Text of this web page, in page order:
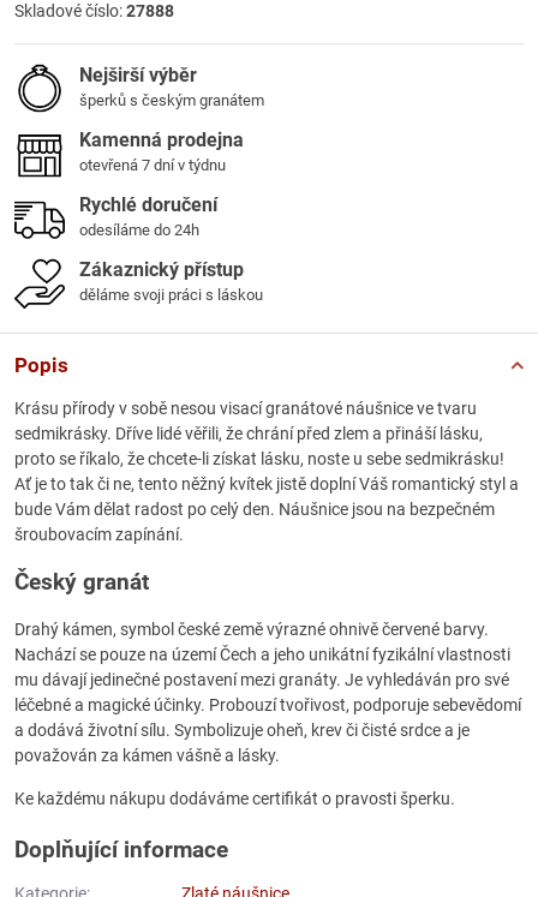
Skladové číslo:27888
Nejširší výběr
šperků s českým granátem
Kamenná prodejna
otevřená 7 dní v týdnu
Rychlé doručení
odesíláme do 24h
Zákaznický přístup
děláme svoji práci s láskou
Popis
Krásu přírody v sobě nesou visací granátové náušnice ve tvaru
sedmikrásky. Dříve lidé věřili, že chrání před zlem a přináší lásku,
proto se říkalo, že chcete-li získat lásku, noste u sebe sedmikrásku!
Ať je to tak či ne, tento něžný kvítek jistě doplní Váš romantický styl a
bude Vám dělat radost po celý den. Náušnice jsou na bezpečném
šroubovacím zapínání.
Český granát
Drahý kámen, symbol české země výrazné ohnivě červené barvy.
Nachází se pouze na území Čech a jeho unikátní fyzikální vlastnosti
mu dávají jedinečné postavení mezi granáty. Je vyhledáván pro své
léčebné a magické účinky. Probouzí tvořivost, podporuje sebevědomí
a dodává životní sílu. Symbolizuje oheň, krev či čisté srdce a je
považován za kámen vášně a lásky.
Ke každému nákupu dodáváme certifikát o pravosti šperku.
Doplňující informace